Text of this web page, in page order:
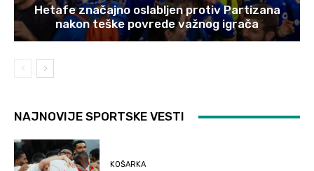
Hetafe značajno oslabljen protiv Partizana
nakon teške povrede važnog igrača
NAJNOVIJE SPORTSKE VESTI
KOŠARKA